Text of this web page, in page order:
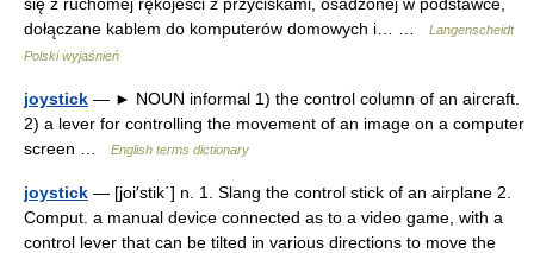
dołączane kablem do komputerów domowych i… …
Langenscheidt
Polski wyjaśnień
joystick — ► NOUN informal 1) the control column of an aircraft.
2) a lever for controlling the movement of an image on a computer
screen …
English terms dictionary
joystick — [joi′stik΄] n. 1. Slang the control stick of an airplane 2.
Comput. a manual device connected as to a video game, with a
control lever that can be tilted in various directions to move the